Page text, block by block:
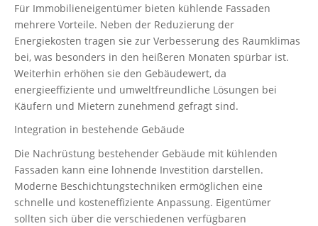
Für Immobilieneigentümer bieten kühlende Fassaden
mehrere Vorteile. Neben der Reduzierung der
Energiekosten tragen sie zur Verbesserung des Raumklimas
bei, was besonders in den heißeren Monaten spürbar ist.
Weiterhin erhöhen sie den Gebäudewert, da
energieeffiziente und umweltfreundliche Lösungen bei
Käufern und Mietern zunehmend gefragt sind.
Integration in bestehende Gebäude
Die Nachrüstung bestehender Gebäude mit kühlenden
Fassaden kann eine lohnende Investition darstellen.
Moderne Beschichtungstechniken ermöglichen eine
schnelle und kosteneffiziente Anpassung. Eigentümer
sollten sich über die verschiedenen verfügbaren